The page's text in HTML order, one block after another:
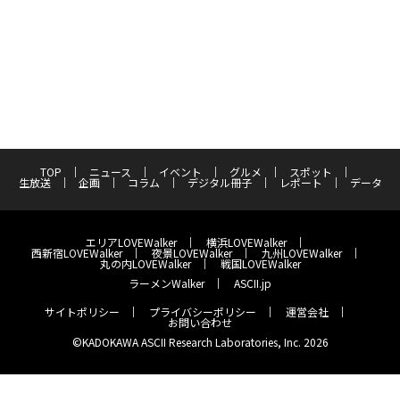
TOP ニュース イベント グルメ スポット
生放送 企画 コラム デジタル冊子 レポート データ
エリアLOVEWalker 横浜LOVEWalker
西新宿LOVEWalker 夜景LOVEWalker 九州LOVEWalker
丸の内LOVEWalker
戦国LOVEWalker
ラーメンWalker
ASCII.jp
サイトポリシー
プライバシーポリシー 運営会社
お問い合わせ
©KADOKAWA ASCII Research Laboratories, Inc. 2026